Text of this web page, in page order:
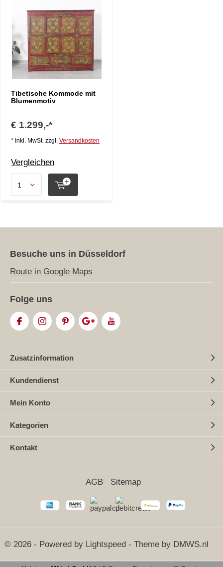
Tibetische Kommode mit
Blumenmotiv
€ 1.299,-*
* Inkl. MwSt. zzgl. Versandkosten
Vergleichen
Besuche uns in Düsseldorf
Route in Google Maps
Folge uns
Zusatzinformation
Kundendienst
Mein Konto
Kategorien
Kontakt
© 2026 - Powered by Lightspeed - Theme by DMWS.nl
AGB Sitemap